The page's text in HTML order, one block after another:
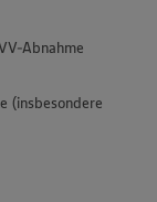
Abnahme
(insbesondere